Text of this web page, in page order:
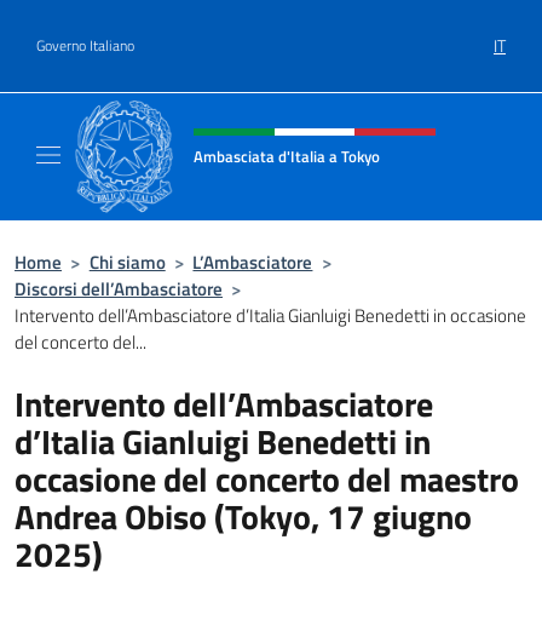
Governo Italiano IT
Intestazione sito, social e menù
Ambasciata d'Italia a Tokyo
Home > Chi siamo > L’Ambasciatore >
Discorsi dell’Ambasciatore >
Intervento dell’Ambasciatore d’Italia Gianluigi Benedetti in occasione
del concerto del...
Intervento dell’Ambasciatore
d’Italia Gianluigi Benedetti in
occasione del concerto del maestro
Andrea Obiso (Tokyo, 17 giugno
2025)